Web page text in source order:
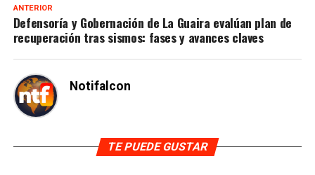
ANTERIOR
Defensoría y Gobernación de La Guaira evalúan plan de
recuperación tras sismos: fases y avances claves
Notifalcon
TE PUEDE GUSTAR